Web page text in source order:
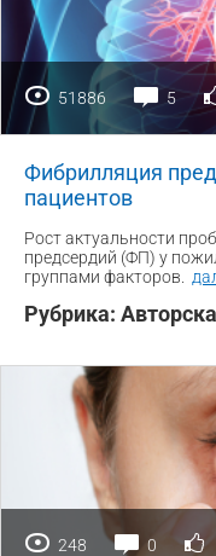
51886 5
Фибрилляция
пациентов
Рост актуальности
предсердий (ФП) у
группами факторов.
Рубрика:
248 0